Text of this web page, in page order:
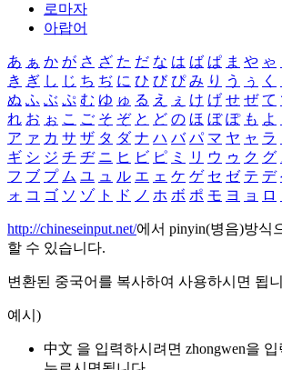
로마자
아랍어
あ ぁ か が さ ざ た だ な は ば ぱ ま や ゃ
き ぎ し じ ち ぢ に ひ び ぴ み り う ぅ く
ぬ ふ ぶ ぷ む ゆ ゅ る え ぇ け げ せ ぜ て
れ お ぉ こ ご そ ぞ と ど の ほ ぼ ぽ も よ
ア ァ カ サ ザ タ ダ ナ ハ バ パ マ ヤ ャ ラ
ギ シ ジ チ ヂ ニ ヒ ビ ピ ミ リ ウ ゥ ク グ
フ ブ プ ム ユ ュ ル エ ェ ケ ゲ セ ゼ テ デ
ォ コ ゴ ソ ゾ ト ド ノ ホ ボ ポ モ ヨ ョ ロ
http://chineseinput.net/에서 pinyin(병음)방식
할 수 있습니다.
변환된 중국어를 복사하여 사용하시면 됩
예시)
中文 을 입력하시려면 zhongwen을 입